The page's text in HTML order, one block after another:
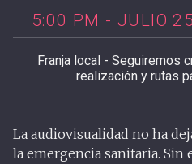
5:00 PM - JULIO
Franja local - Seguiremos
realización y rutas
La audiovisualidad no ha
la emergencia sanitaria. Sin